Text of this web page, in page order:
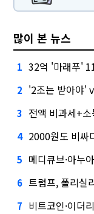
많이 본 뉴스
1 32억 '마래푸'
2 '2조는 받아야'
3 전액 비과세+
4 2000원도 비싸
5 메디큐브·아누
6 트럼프, 폴리실리
7 비트코인·이더